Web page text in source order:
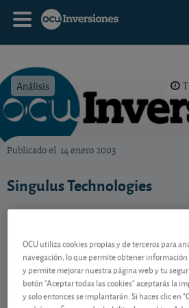
Análisis
Publicado el 14 enero 2003
Singulus Technologies
Contenido
Gestiona tu dinero
OCU utiliza cookies propias y de terceros para
navegación, lo que permite obtener
y permite mejorar nuestra página web y tu
botón "Aceptar todas las cookies" aceptarás la
y solo entonces se implantarán. Si haces clic en